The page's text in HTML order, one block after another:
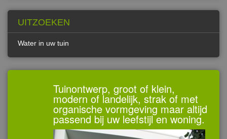
UITZOEKEN
Water in uw tuin
Tuinontwerp, groot of klein,
modern of landelijk, strak of met
organische vormgeving maar altijd
passend bij uw leefstijl en woning.